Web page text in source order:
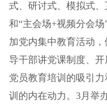
式、研讨式、模拟式
和“主会场+视频分会
加党内集中教育活动
导干部讲党课制度、
党员教育培训的吸引
训的内在动力。3月举